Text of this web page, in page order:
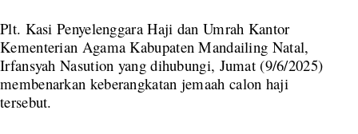
Plt. Kasi Penyelenggara Haji dan Umrah Kantor
Kementerian Agama Kabupaten Mandailing Natal,
Irfansyah Nasution yang dihubungi, Jumat (9/6/2025)
membenarkan keberangkatan jemaah calon haji
tersebut.